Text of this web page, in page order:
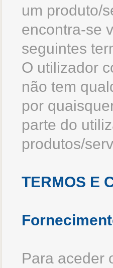
um produto/
encontra-se
seguintes
O utilizador
não tem
por
parte do
produtos/
TERMOS E
Para aceder